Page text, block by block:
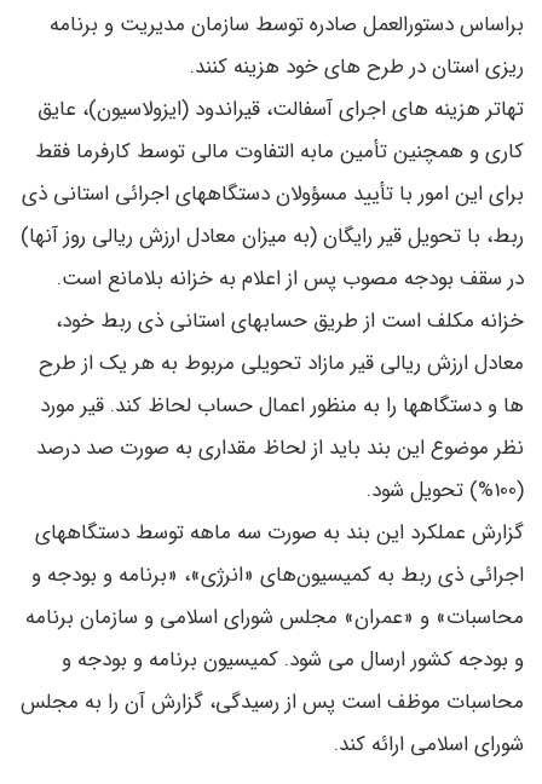
براساس دستورالعمل صادره توسط سازمان مدیریت و برنامه
‌ریزی استان در طرح‌ های خود هزینه کنند.
تهاتر هزینه‌ های اجرای آسفالت، قیراندود (ایزولاسیون)، عایق
‌کاری و همچنین تأمین مابه ‌التفاوت مالی توسط کارفرما فقط
برای این امور با تأیید مسؤولان دستگاههای اجرائی استانی ذی
‌ربط، با تحویل قیر رایگان (به میزان معادل ارزش ریالی روز آنها)
در سقف بودجه مصوب پس از اعلام به خزانه بلامانع است.
خزانه مکلف است از طریق حسابهای استانی ذی‌ ربط خود،
معادل ارزش ریالی قیر مازاد تحویلی مربوط به هر یک از طرح
‌ها و دستگاهها را به منظور اعمال حساب لحاظ کند. قیر مورد
نظر موضوع این بند باید از لحاظ مقداری به صورت صد درصد
(100%) تحویل شود.
گزارش عملکرد این بند به صورت سه‌ ماهه توسط دستگاههای
اجرائی ذی ‌ربط به کمیسیون‌های «انرژی»، «برنامه و بودجه و
محاسبات» و «عمران» مجلس شورای اسلامی و سازمان برنامه
و بودجه کشور ارسال می ‌شود. کمیسیون برنامه و بودجه و
محاسبات موظف است پس از رسیدگی، گزارش آن را به مجلس
شورای اسلامی ارائه کند.